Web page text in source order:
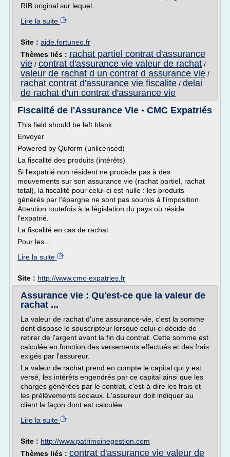
RIB original sur lequel...
Lire la suite
Site : aide.fortuneo.fr
Thèmes liés : rachat partiel contrat d'assurance
vie / contrat d'assurance vie valeur de rachat /
valeur de rachat d un contrat d assurance vie /
rachat contrat d'assurance vie fiscalite / delai
de rachat d'un contrat d'assurance vie
Fiscalité de l'Assurance Vie - CMC Expatriés
This field should be left blank
Envoyer
Powered by Quform (unlicensed)
La fiscalité des produits (intérêts)
Si l'expatrié non résident ne procède pas à des
mouvements sur son assurance vie (rachat partiel, rachat
total), la fiscalité pour celui-ci est nulle : les produits
générés par l'épargne ne sont pas soumis à l'imposition.
Attention toutefois à la législation du pays où réside
l'expatrié.
La fiscalité en cas de rachat
Pour les...
Lire la suite
Site : http://www.cmc-expatries.fr
Assurance vie : Qu'est-ce que la valeur de
rachat ...
La valeur de rachat d'une assurance-vie, c'est la somme
dont dispose le souscripteur lorsque celui-ci décide de
retirer de l'argent avant la fin du contrat. Cette somme est
calculée en fonction des versements effectués et des frais
exigés par l'assureur.
La valeur de rachat prend en compte le capital qui y est
versé, les intérêts engendrés par ce capital ainsi que les
charges générées par le contrat, c'est-à-dire les frais et
les prélèvements sociaux. L'assureur doit indiquer au
client la façon dont est calculée...
Lire la suite
Site : http://www.patrimoinegestion.com
Thèmes liés : contrat d'assurance vie valeur de